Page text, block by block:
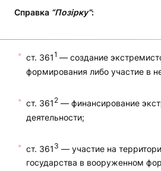
Справка “Позірку”:
ст. 3611 — создание
формирования либо участие в
ст. 361 2 — финансирование
деятельности;
ст. 361 3 — участие на
государства в вооруженном